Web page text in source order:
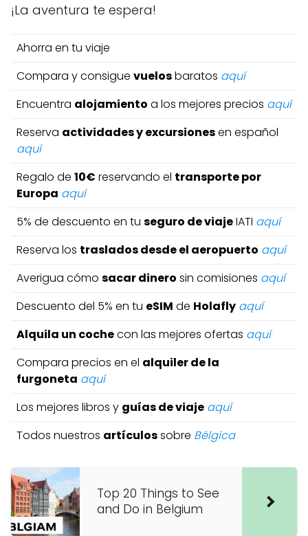
¡La aventura te espera!
Ahorra en tu viaje
Compara y consigue vuelosbaratos aquí
Encuentra alojamiento a los mejores precios aquí
Reserva actividades y excursionesen español
aquí
Regalo de 10€ reservando el transporte por
Europa aquí
5% de descuento en tu seguro de viajeIATI aquí
Reserva los traslados desde el aeropuerto aquí
Averigua cómo sacar dinero sin comisiones aquí
Descuento del 5% en tu eSIM de Holafly aquí
Alquila un cochecon las mejores ofertas aquí
Compara precios en el alquiler de la
furgoneta aquí
Los mejores libros y guías de viaje aquí
Todos nuestros artículossobre Bélgica
Top 20 Things to See
and Do in Belgium